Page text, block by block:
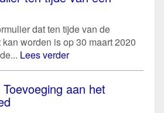
dat ten tijde van de
worden is op 30 maart 2020
Lees verder
aan het